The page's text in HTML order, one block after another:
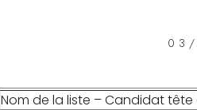
Nom de la liste – Candidat tête